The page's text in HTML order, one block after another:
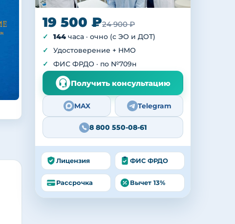
19 500 ₽24 900 ₽
144 часа · очно (с ЭО и ДОТ)
Удостоверение + НМО
ФИС ФРДО · по №709н
Получить консультацию
MAX Telegram
8 800 550-08-61
Лицензия ФИС ФРДО
Рассрочка Вычет 13%